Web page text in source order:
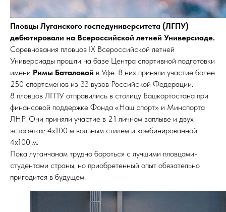
Пловцы Луганского госпедуниверситета (ЛГПУ)
дебютировали на Всероссийской летней Универсиаде.
Соревнования пловцов IX Всероссийской летней
Универсиады прошли на базе Центра спортивной подготовки
имени Римы Баталовой в Уфе. В них приняли участие более
250 спортсменов из 33 вузов Российской Федерации.
8 пловцов ЛГПУ отправились в столицу Башкортостана при
финансовой поддержке Фонда «Наш спорт» и Минспорта
ЛНР. Они приняли участие в 21 личном заплыве и двух
эстафетах: 4х100 м вольным стилем и комбинированной
4х100 м.
Пока луганчанам трудно бороться с лучшими пловцами-
студентами страны, но приобретенный опыт обязательно
пригодится в будущем.